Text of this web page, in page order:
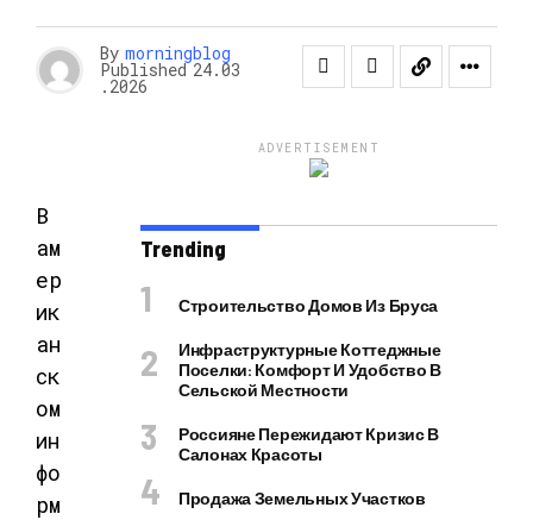
By morningblog
Published 24.03
.2026
В
ам
ер
ик
ан
ск
ом
ин
фо
рм
ADVERTISEMENT
Trending
Строительство Домов Из Бруса
Инфраструктурные Коттеджные
Поселки: Комфорт И Удобство В
Сельской Местности
Россияне Пережидают Кризис В
Салонах Красоты
Продажа Земельных Участков